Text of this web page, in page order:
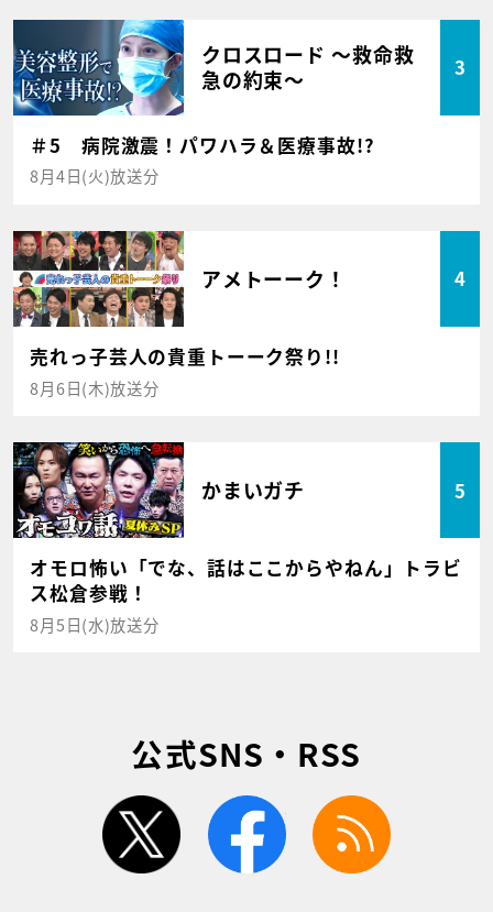
クロスロード ～救命救
急の約束～
3
＃5 病院激震！パワハラ＆医療事故!?
8月4日(火)放送分
アメトーーク！ 4
売れっ子芸人の貴重トーーク祭り!!
8月6日(木)放送分
かまいガチ 5
オモロ怖い「でな、話はここからやねん」トラビ
ス松倉参戦！
8月5日(水)放送分
公式SNS・RSS
twitter facebook